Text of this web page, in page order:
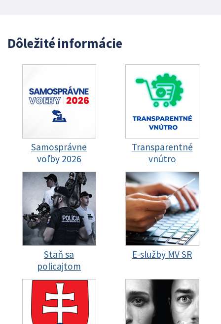
Dôležité informácie
Samosprávne
voľby 2026
Transparentné
vnútro
Staň sa
policajtom
E-služby MV SR